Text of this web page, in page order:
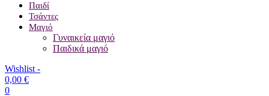
Παιδί
Τσάντες
Μαγιό
Γυναικεία μαγιό
Παιδικά μαγιό
Wishlist -
0,00 €
0